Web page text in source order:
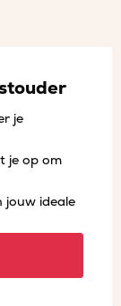
je
je op om
jouw ideale